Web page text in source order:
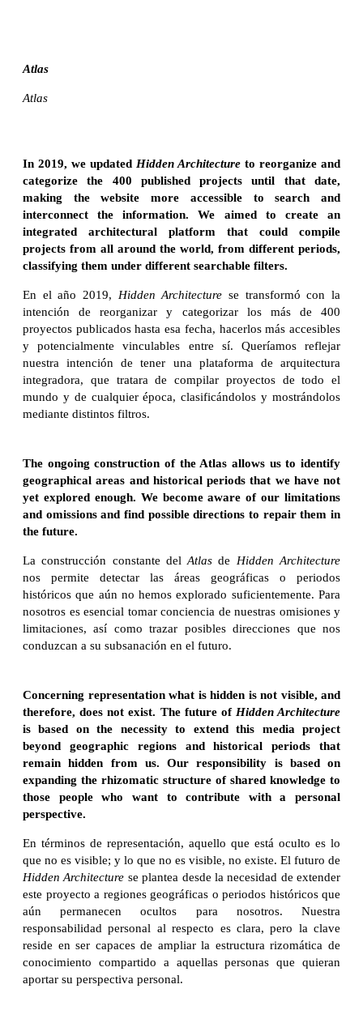
Atlas
Atlas
In 2019, we updated Hidden Architecture to reorganize and
categorize the 400 published projects until that date,
making the website more accessible to search and
interconnect the information. We aimed to create an
integrated architectural platform that could compile
projects from all around the world, from different periods,
classifying them under different searchable filters.
En el año 2019, Hidden Architecturese transformó con la
intención de reorganizar y categorizar los más de 400
proyectos publicados hasta esa fecha, hacerlos más accesibles
y potencialmente vinculables entre sí. Queríamos reflejar
nuestra intención de tener una plataforma de arquitectura
integradora, que tratara de compilar proyectos de todo el
mundo y de cualquier época, clasificándolos y mostrándolos
mediante distintos filtros.
The ongoing construction of the Atlas allows us to identify
geographical areas and historical periods that we have not
yet explored enough. We become aware of our limitations
and omissions and find possible directions to repair them in
the future.
La construcción constante delAtlas de Hidden Architecture
nos permite detectar las áreas geográficas o periodos
históricos que aún no hemos explorado suficientemente. Para
nosotros es esencial tomar conciencia de nuestras omisiones y
limitaciones, así como trazar posibles direcciones que nos
conduzcan a su subsanación en el futuro.
Concerning representation what is hidden is not visible, and
therefore, does not exist. The future of Hidden Architecture
is based on the necessity to extend this media project
beyond geographic regions and historical periods that
remain hidden from us. Our responsibility is based on
expanding the rhizomatic structure of shared knowledge to
those people who want to contribute with a personal
perspective.
En términos de representación, aquello que está oculto es lo
que no es visible; y lo que no es visible, no existe. El futuro de
Hidden Architecture se plantea desde la necesidad de extender
este proyecto a regiones geográficas o periodos históricos que
aún permanecen ocultos para nosotros. Nuestra
responsabilidad personal al respecto es clara, pero la clave
reside en ser capaces de ampliar la estructura rizomática de
conocimiento compartido a aquellas personas que quieran
aportar su perspectiva personal.